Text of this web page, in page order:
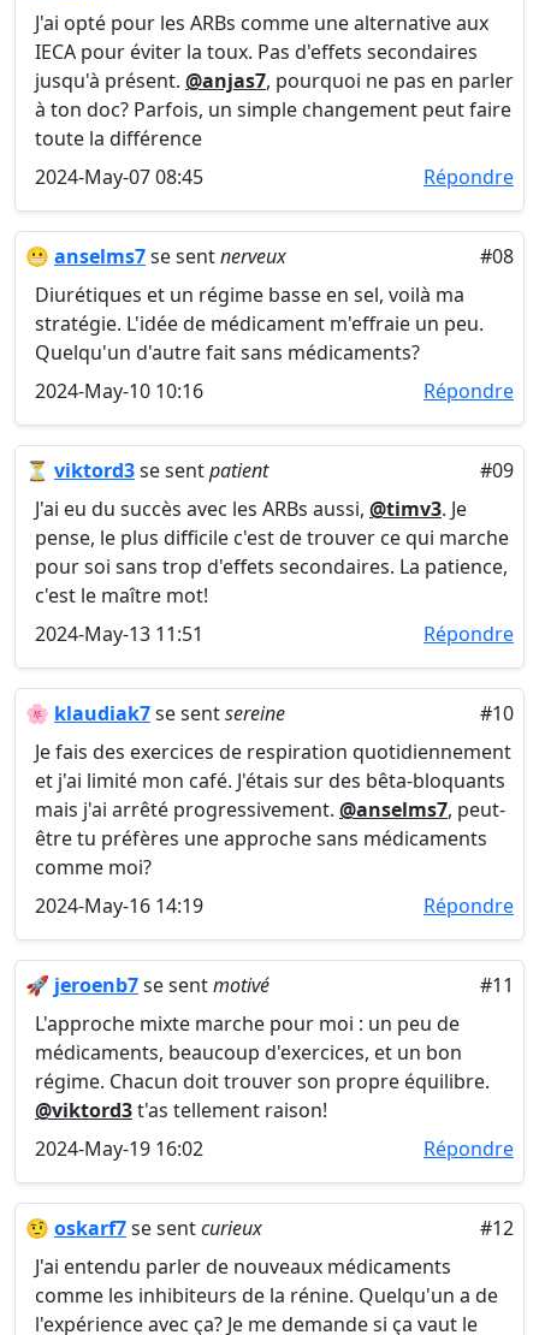
J'ai opté pour les ARBs comme une alternative aux
IECA pour éviter la toux. Pas d'effets secondaires
jusqu'à présent. @anjas7, pourquoi ne pas en parler
à ton doc? Parfois, un simple changement peut faire
toute la différence
2024-May-07 08:45
Répondre
😬 anselms7se sentnerveux
#08
Diurétiques et un régime basse en sel, voilà ma
stratégie. L'idée de médicament m'effraie un peu.
Quelqu'un d'autre fait sans médicaments?
2024-May-10 10:16
Répondre
⏳ viktord3se sentpatient
#09
J'ai eu du succès avec les ARBs aussi, @timv3. Je
pense, le plus difficile c'est de trouver ce qui marche
pour soi sans trop d'effets secondaires. La patience,
c'est le maître mot!
2024-May-13 11:51
Répondre
🌸 klaudiak7se sentsereine
#10
Je fais des exercices de respiration quotidiennement
et j'ai limité mon café. J'étais sur des bêta-bloquants
mais j'ai arrêté progressivement. @anselms7, peut-
être tu préfères une approche sans médicaments
comme moi?
2024-May-16 14:19
Répondre
🚀 jeroenb7se sentmotivé
#11
L'approche mixte marche pour moi : un peu de
médicaments, beaucoup d'exercices, et un bon
régime. Chacun doit trouver son propre équilibre.
@viktord3t'as tellement raison!
2024-May-19 16:02
Répondre
🤨 oskarf7se sentcurieux
#12
J'ai entendu parler de nouveaux médicaments
comme les inhibiteurs de la rénine. Quelqu'un a de
l'expérience avec ça? Je me demande si ça vaut le